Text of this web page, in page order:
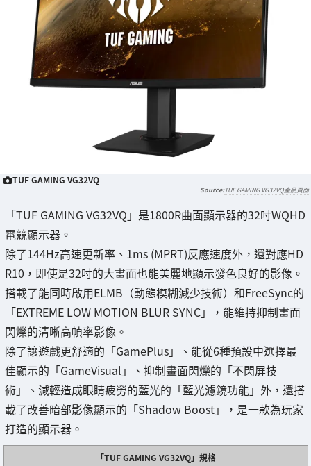
TUF GAMING VG32VQ
TUF GAMING VG32VQ產品頁面
「TUF GAMING VG32VQ」是1800R曲面顯示器的32吋WQHD
電競顯示器。
除了144Hz高速更新率、1ms (MPRT)反應速度外，還對應HD
R10，即使是32吋的大畫面也能美麗地顯示發色良好的影像。
搭載了能同時啟用ELMB（動態模糊減少技術）和FreeSync的
「EXTREME LOW MOTION BLUR SYNC」，能維持抑制畫面
閃爍的清晰高幀率影像。
除了讓遊戲更舒適的「GamePlus」、能從6種預設中選擇最
佳顯示的「GameVisual」、抑制畫面閃爍的「不閃屏技
術」、減輕造成眼睛疲勞的藍光的「藍光濾鏡功能」外，還搭
載了改善暗部影像顯示的「Shadow Boost」，是一款為玩家
打造的顯示器。
「TUF GAMING VG32VQ」規格